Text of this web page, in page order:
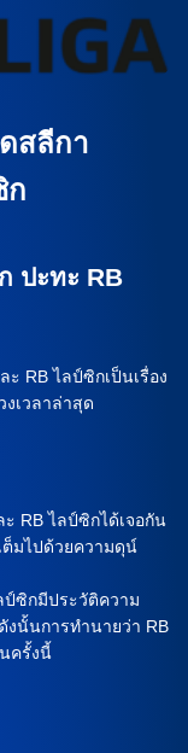
สลีกา
ก
ปะทะ RB
RB ไลป์ซิกเป็นเรื่อง
เวลาล่าสุด
RB ไลป์ซิกได้เจอกัน
มไปด้วยความดุน์
ป์ซิกมีประวัติความ
งนั้นการทำนายว่า RB
ครั้งนี้